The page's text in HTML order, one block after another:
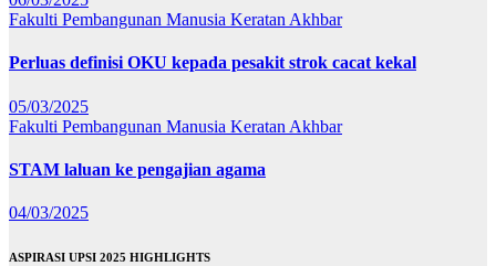
Fakulti Pembangunan Manusia Keratan Akhbar
Perluas definisi OKU kepada pesakit strok cacat kekal
05/03/2025
Fakulti Pembangunan Manusia Keratan Akhbar
STAM laluan ke pengajian agama
04/03/2025
ASPIRASI UPSI 2025 HIGHLIGHTS